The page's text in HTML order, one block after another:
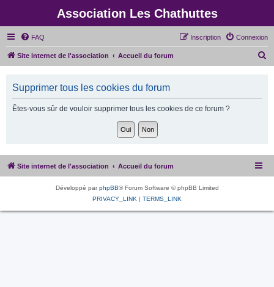
Association Les Chathuttes
FAQ Connexion
Inscription
Site internet de l'association Accueil du forum
h
Supprimer tous les cookies du forum
Êtes-vous sûr de vouloir supprimer tous les cookies de ce forum ?
Site internet de l'association Accueil du forum
Développé parphpBB® Forum Software © phpBB Limited
PRIVACY_LINK | TERMS_LINK